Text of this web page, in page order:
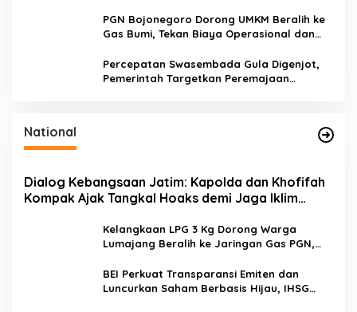
Mudah
PGN Bojonegoro Dorong UMKM Beralih ke
Gas Bumi, Tekan Biaya Operasional dan
Percepatan Swasembada Gula Digenjot,
Pemerintah Targetkan Peremajaan
National
Dialog Kebangsaan Jatim: Kapolda dan Khofifah
Kompak Ajak Tangkal Hoaks demi Jaga Iklim
Kelangkaan LPG 3 Kg Dorong Warga
Lumajang Beralih ke Jaringan Gas PGN,
Mudah
BEI Perkuat Transparansi Emiten dan
Luncurkan Saham Berbasis Hijau, IHSG